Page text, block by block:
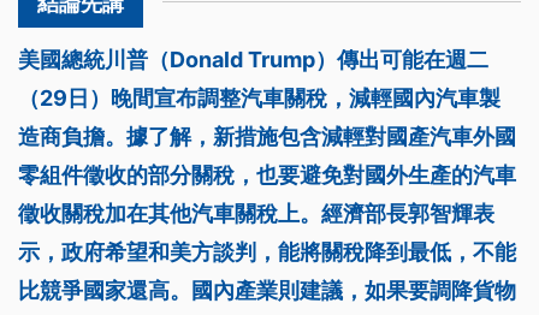
美國總統川普（Donald Trump）傳出可能在週二
（29日）晚間宣布調整汽車關稅，減輕國內汽車製
造商負擔。據了解，新措施包含減輕對國產汽車外國
零組件徵收的部分關稅，也要避免對國外生產的汽車
徵收關稅加在其他汽車關稅上。經濟部長郭智輝表
示，政府希望和美方談判，能將關稅降到最低，不能
比競爭國家還高。國內產業則建議，如果要調降貨物